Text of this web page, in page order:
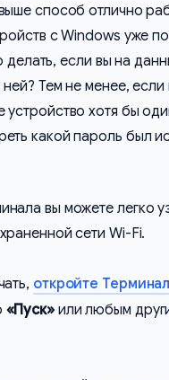
способ отлично
с Windows уже
делать, если вы на
Тем не менее, если
хотя бы
какой пароль был
вы можете легко
сети Wi-Fi.
откройте
«Пуск»или любым